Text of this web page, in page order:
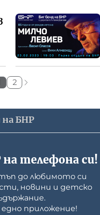
2
на БНР
на телефона си!
до любимото си
новини и детско
едно приложение!